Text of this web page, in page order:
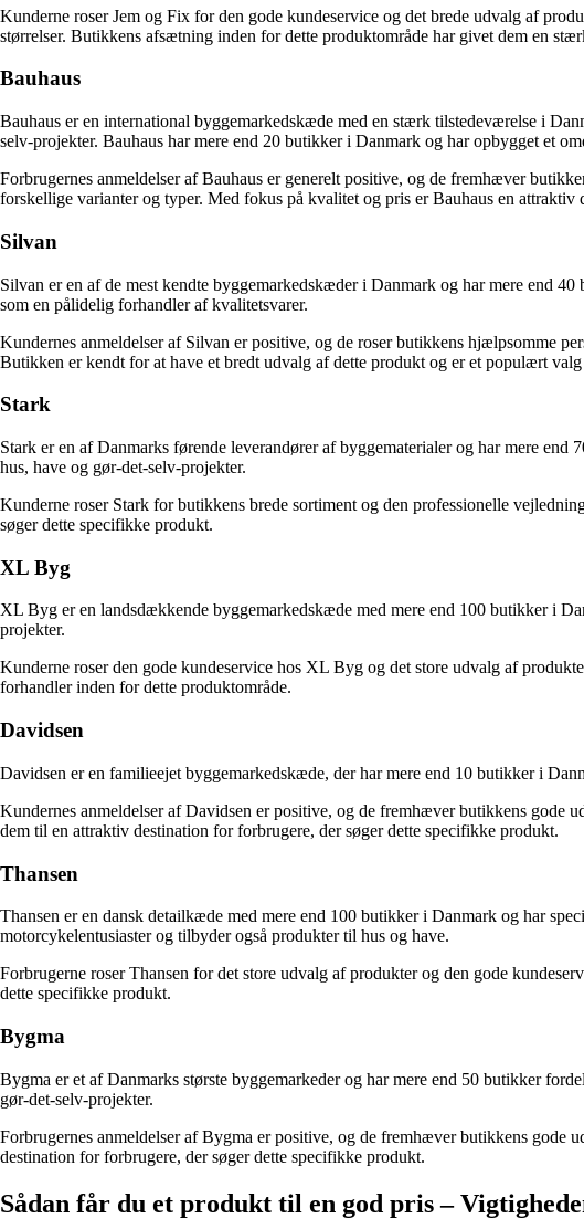
Kunderne roser Jem og Fix for den gode kundeservice og det brede udvalg af
størrelser. Butikkens afsætning inden for dette produktområde har givet dem en
Bauhaus
Bauhaus er en international byggemarkedskæde med en stærk tilstedeværelse i
selv-projekter. Bauhaus har mere end 20 butikker i Danmark og har opbygget et
Forbrugernes anmeldelser af Bauhaus er generelt positive, og de fremhæver
forskellige varianter og typer. Med fokus på kvalitet og pris er Bauhaus en
Silvan
Silvan er en af de mest kendte byggemarkedskæder i Danmark og har mere end
som en pålidelig forhandler af kvalitetsvarer.
Kundernes anmeldelser af Silvan er positive, og de roser butikkens hjælpsomme
Butikken er kendt for at have et bredt udvalg af dette produkt og er et populært
Stark
Stark er en af Danmarks førende leverandører af byggematerialer og har mere
hus, have og gør-det-selv-projekter.
Kunderne roser Stark for butikkens brede sortiment og den professionelle
søger dette specifikke produkt.
XL Byg
XL Byg er en landsdækkende byggemarkedskæde med mere end 100 butikker i
projekter.
Kunderne roser den gode kundeservice hos XL Byg og det store udvalg af
forhandler inden for dette produktområde.
Davidsen
Davidsen er en familieejet byggemarkedskæde, der har mere end 10 butikker i
Kundernes anmeldelser af Davidsen er positive, og de fremhæver butikkens gode
dem til en attraktiv destination for forbrugere, der søger dette specifikke produkt.
Thansen
Thansen er en dansk detailkæde med mere end 100 butikker i Danmark og har
motorcykelentusiaster og tilbyder også produkter til hus og have.
Forbrugerne roser Thansen for det store udvalg af produkter og den gode
dette specifikke produkt.
Bygma
Bygma er et af Danmarks største byggemarkeder og har mere end 50 butikker
gør-det-selv-projekter.
Forbrugernes anmeldelser af Bygma er positive, og de fremhæver butikkens
destination for forbrugere, der søger dette specifikke produkt.
Sådan får du et produkt til en god pris –